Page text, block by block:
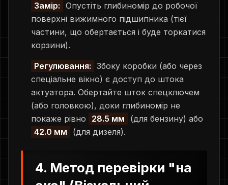
Замір: Опустіть глибиномір до робочої
поверхні вижимного підшипника (тієї
частини, що обертається і буде торкатися
корзини).
Регулювання: Збоку коробки (або через
спеціальне вікно) є доступ до штока
актуатора. Обертайте шток спецключем
(або головкою), доки глибиномір не
покаже рівно
28.5 мм
(для бензину) або
42.0 мм
(для дизеля).
4. Метод перевірки "на